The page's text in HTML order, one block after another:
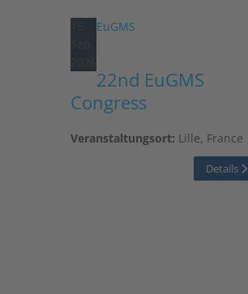
EuGMS
22nd EuGMS
Congress
Veranstaltungsort: Lille, France
Details